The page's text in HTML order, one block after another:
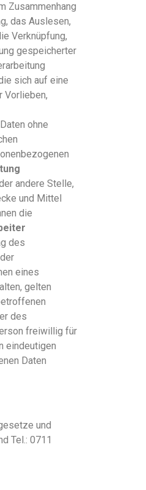
Zusammenhang
das Auslesen,
Verknüpfung,
gespeicherter
sich auf eine
Vorlieben,
ohne
andere Stelle,
und Mittel
die
des
eines
gelten
des
freiwillig für
eindeutigen
Daten
und
Tel.: 0711